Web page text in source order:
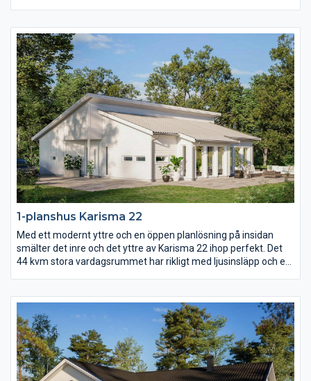
ungdomssovrummen har dessutom ett eget gemensamt
badrum samt allrum.
1-planshus Karisma 22
Med ett modernt yttre och en öppen planlösning på insidan
smälter det inre och det yttre av Karisma 22 ihop perfekt. Det
44 kvm stora vardagsrummet har rikligt med ljusinsläpp och ett
långsidan är Karisma 22 ritat för er med vacker utsikt över skog
och mark, vattendrag eller varför inte en fantastiskt mysig
trädgård?